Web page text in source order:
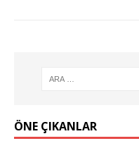
ÖNE ÇIKANLAR